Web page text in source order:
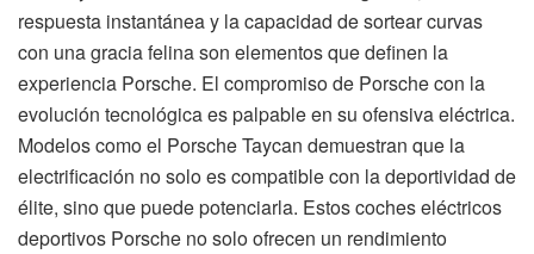
respuesta instantánea y la capacidad de sortear curvas
con una gracia felina son elementos que definen la
experiencia Porsche. El compromiso de Porsche con la
evolución tecnológica es palpable en su ofensiva eléctrica.
Modelos como el Porsche Taycan demuestran que la
electrificación no solo es compatible con la deportividad de
élite, sino que puede potenciarla. Estos coches eléctricos
deportivos Porsche no solo ofrecen un rendimiento